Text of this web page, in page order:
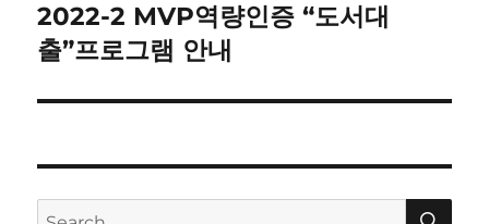
Next
post:
2022-2 MVP역량인증 “도서대
출”프로그램 안내
Search